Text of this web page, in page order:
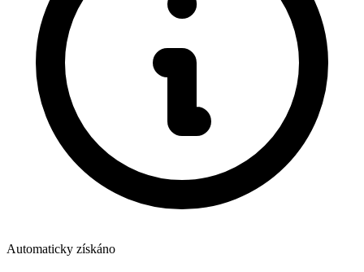
Automaticky získáno